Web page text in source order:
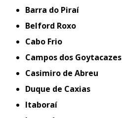
Barra do Piraí
Belford Roxo
Cabo Frio
Campos dos Goytacazes
Casimiro de Abreu
Duque de Caxias
Itaboraí